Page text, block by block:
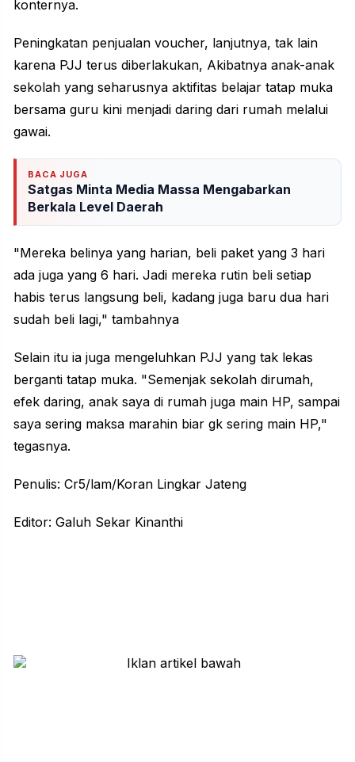
konternya.
Peningkatan penjualan voucher, lanjutnya, tak lain
karena PJJ terus diberlakukan, Akibatnya anak-anak
sekolah yang seharusnya aktifitas belajar tatap muka
bersama guru kini menjadi daring dari rumah melalui
gawai.
BACA JUGA
Satgas Minta Media Massa Mengabarkan
Berkala Level Daerah
"Mereka belinya yang harian, beli paket yang 3 hari
ada juga yang 6 hari. Jadi mereka rutin beli setiap
habis terus langsung beli, kadang juga baru dua hari
sudah beli lagi," tambahnya
Selain itu ia juga mengeluhkan PJJ yang tak lekas
berganti tatap muka. "Semenjak sekolah dirumah,
efek daring, anak saya di rumah juga main HP, sampai
saya sering maksa marahin biar gk sering main HP,"
tegasnya.
Penulis: Cr5/lam/Koran Lingkar Jateng
Editor: Galuh Sekar Kinanthi